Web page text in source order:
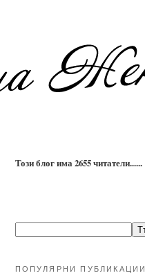
Този блог има 2655 читатели......
ПОПУЛЯРНИ ПУБЛИКАЦИИ